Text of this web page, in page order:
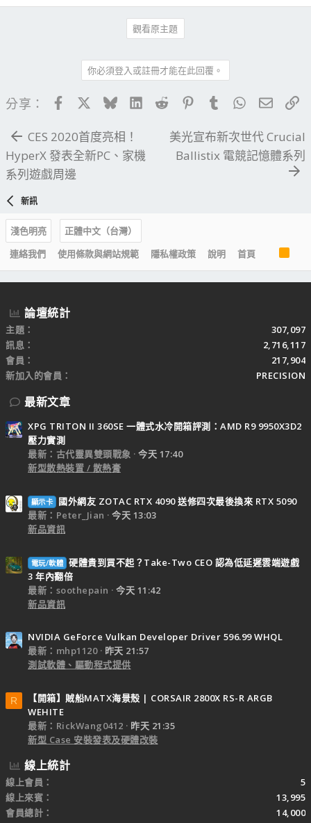
觀看原主題
你必須登入或註冊才能在此回覆。
分享： FacebookBlueskyLinkedIn
Reddit PinterestTumblrWhatsApp
電子
CES 2020首度亮相！
HyperX 發表全新PC、家機
系列遊戲周邊
美光宣布新次世代 Crucial
Ballistix 電競記憶體系列
新訊
淺色明亮
正體中文（台灣）
連絡我們
使用條款與網站規範 隱私權政策 說明 首頁
R
S
S
論壇統計
主題
307,097
訊息
2,716,117
會員
217,904
新加入的會員
PRECISION
最新文章
XPG TRITON II 360SE 一體式水冷開箱評測：AMD R9 9950X3D2
壓力實測
最新：古代靈異雙頭戰象
今天 17:40
新型散熱裝置 / 散熱膏
顯示卡
國外網友 ZOTAC RTX 4090 送修四次最後換來 RTX 5090
最新：Peter_Jian
今天 13:03
新品資訊
電玩/軟體 硬體貴到買不起？Take-Two CEO 認為低延遲雲端遊戲
3 年內翻倍
最新：soothepain
今天 11:42
新品資訊
NVIDIA GeForce Vulkan Developer Driver 596.99 WHQL
最新：mhp1120
昨天 21:57
測試軟體、驅動程式提供
R
【開箱】賊船MATX海景殼 | CORSAIR 2800X RS-R ARGB
WEHITE
最新：RickWang0412
昨天 21:35
新型 Case 安裝發表及硬體改裝
線上統計
線上會員
5
線上來賓
13,995
會員總計
14,000